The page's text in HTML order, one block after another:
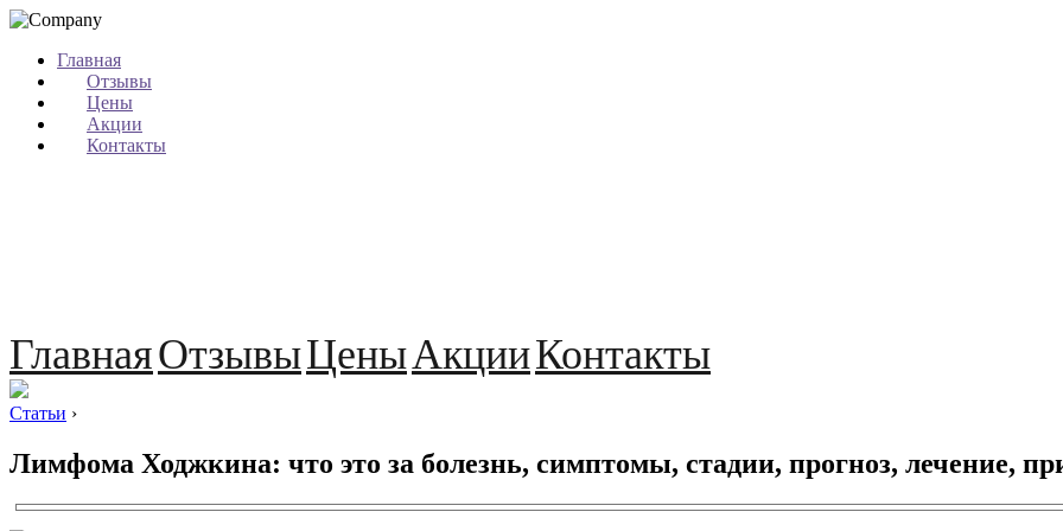
Главная
Отзывы
Цены
Акции
Контакты
ГлавнаяОтзывыЦеныАкцииКонтакты
Статьи ›
Лимфома Ходжкина: что это за болезнь, симптомы, стадии, прогноз, лечение,